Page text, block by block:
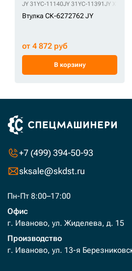
JY 31YC-11140JY 31YC-11391 JY X124-
Втулка СК-6272762 JY
от 4 872 руб
В корзину
+7 (499) 394-50-93
sksale@skdst.ru
Пн-Пт 8:00–17:00
Офис
г. Иваново, ул. Жиделева, д. 15
Производство
г. Иваново, ул. 13-я